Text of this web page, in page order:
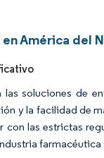
América del
soluciones de
y la facilidad de
las estrictas
farmacéutica